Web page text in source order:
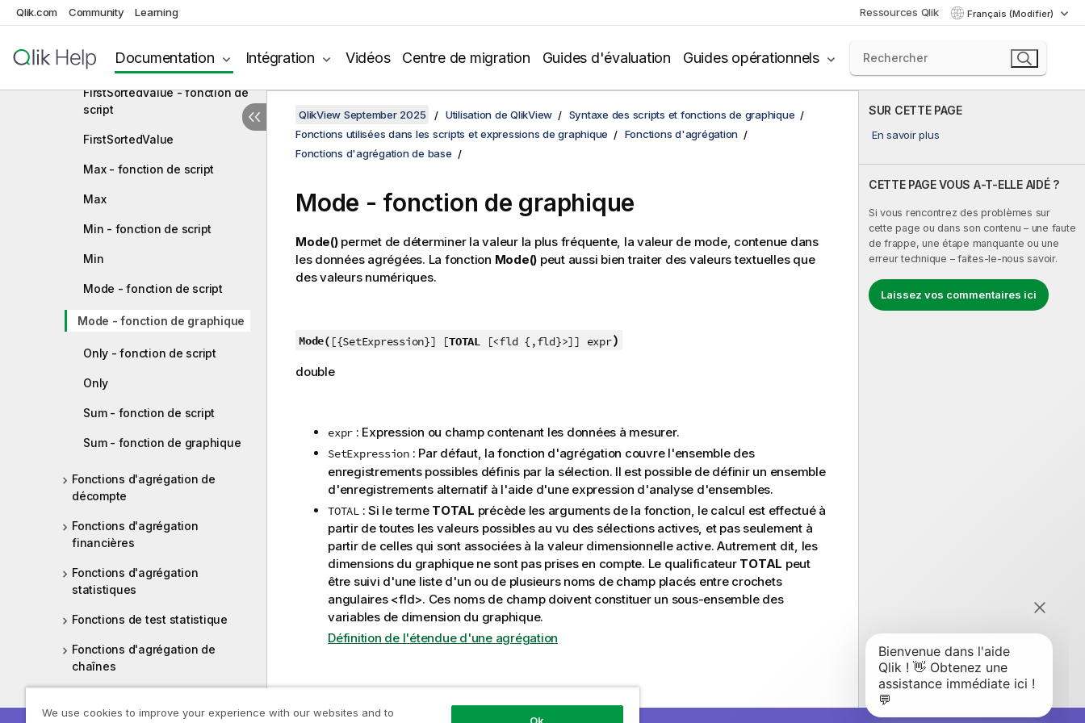
Qlik.com Community Learning Ressources Qlik Français (Modifier)
Documentation Intégration Vidéos Centre de migration Guides d'évaluation Guides opérationnels
et expressions de graphique
Fonctions d'agrégation de base
FirstSortedValue - fonction de
script
FirstSortedValue
Max - fonction de script
Max
Min - fonction de script
Min
Mode - fonction de script
Mode - fonction de graphique
Only - fonction de script
Only
Sum - fonction de script
Sum - fonction de graphique
Fonctions d'agrégation de
décompte
Fonctions d'agrégation
financières
Fonctions d'agrégation
statistiques
Fonctions de test statistique
Fonctions d'agrégation de
chaînes
synthétique
SUR CETTE PAGE
En savoir plus
CETTE PAGE VOUS A-T-ELLE AIDÉ ?
Si vous rencontrez des problèmes sur
cette page ou dans son contenu – une faute
de frappe, une étape manquante ou une
erreur technique – faites-le-nous savoir.
Laissez vos commentaires ici
QlikView September 2025 Utilisation de QlikView
Syntaxe des scripts et fonctions de graphique
Fonctions utilisées dans les scripts et expressions de graphique
Fonctions d'agrégation
Fonctions d'agrégation de base
Mode - fonction de graphique
Mode() permet de déterminer la valeur la plus fréquente, la valeur de mode, contenue dans
les données agrégées. La fonction Mode() peut aussi bien traiter des valeurs textuelles que
des valeurs numériques.
Mode( [{SetExpression}] [TOTAL[<fld {,fld}>]] expr)
double
expr : Expression ou champ contenant les données à mesurer.
SetExpression: Par défaut, la fonction d'agrégation couvre l'ensemble des
enregistrements possibles définis par la sélection. Il est possible de définir un ensemble
d'enregistrements alternatif à l'aide d'une expression d'analyse d'ensembles.
TOTAL : Si le terme TOTAL précède les arguments de la fonction, le calcul est effectué à
partir de toutes les valeurs possibles au vu des sélections actives, et pas seulement à
partir de celles qui sont associées à la valeur dimensionnelle active. Autrement dit, les
dimensions du graphique ne sont pas prises en compte. Le qualificateur TOTAL peut
être suivi d'une liste d'un ou de plusieurs noms de champ placés entre crochets
angulaires <fld>. Ces noms de champ doivent constituer un sous-ensemble des
variables de dimension du graphique.
Définition de l'étendue d'une agrégation
We use cookies to improve your experience with our websites and to